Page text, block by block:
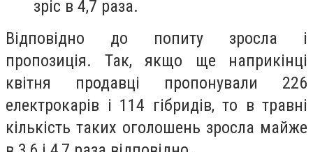
зріс в 4,7 раза.
Відповідно до попиту зросла і
пропозиція. Так, якщо ще наприкінці
квітня продавці пропонували 226
електрокарів і 114 гібридів, то в травні
кількість таких оголошень зросла майже